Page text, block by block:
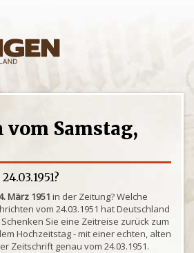
Samstag,
März 1951 in der Zeitung? Welche
vom 24.03.1951 hat Deutschland
Sie eine Zeitreise zurück zum
Hochzeitstag - mit einer echten, alten
Zeitschrift genau vom 24.03.1951.